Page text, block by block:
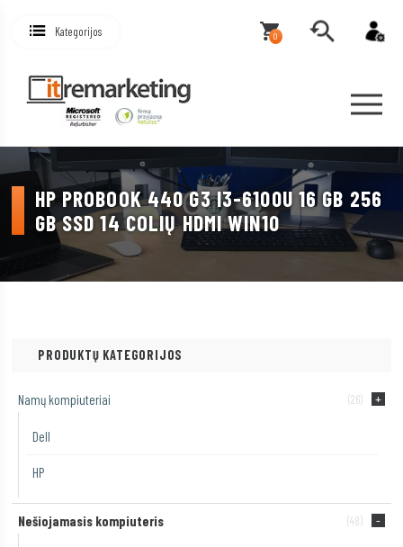
Kategorijos 0
HP PROBOOK 440 G3 I3-6100U 16 GB 256
GB SSD 14 COLIŲ HDMI WIN10
PRODUKTŲ KATEGORIJOS
Namų kompiuteriai (26)
Dell
HP
Nešiojamasis kompiuteris (48)